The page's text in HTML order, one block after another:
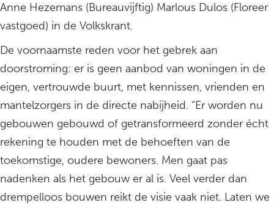
Anne Hezemans (Bureauvijftig) Marlous Dulos (Floreer
vastgoed) in de Volkskrant.
De voornaamste reden voor het gebrek aan
doorstroming: er is geen aanbod van woningen in de
eigen, vertrouwde buurt, met kennissen, vrienden en
mantelzorgers in de directe nabijheid. “Er worden nu
gebouwen gebouwd of getransformeerd zonder écht
rekening te houden met de behoeften van de
toekomstige, oudere bewoners. Men gaat pas
nadenken als het gebouw er al is. Veel verder dan
drempelloos bouwen reikt de visie vaak niet. Laten we